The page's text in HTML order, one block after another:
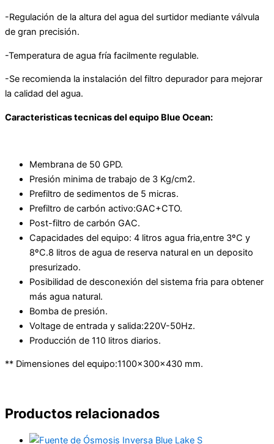
-Regulación de la altura del agua del surtidor mediante válvula
de gran precisión.
-Temperatura de agua fría facilmente regulable.
-Se recomienda la instalación del filtro depurador para mejorar
la calidad del agua.
Caracteristicas tecnicas del equipo Blue Ocean:
Membrana de 50 GPD.
Presión minima de trabajo de 3 Kg/cm2.
Prefiltro de sedimentos de 5 micras.
Prefiltro de carbón activo:GAC+CTO.
Post-filtro de carbón GAC.
Capacidades del equipo: 4 litros agua fria,entre 3ºC y
8ºC.8 litros de agua de reserva natural en un deposito
presurizado.
Posibilidad de desconexión del sistema fria para obtener
más agua natural.
Bomba de presión.
Voltage de entrada y salida:220V-50Hz.
Producción de 110 litros diarios.
** Dimensiones del equipo:1100x300x430 mm.
Productos relacionados